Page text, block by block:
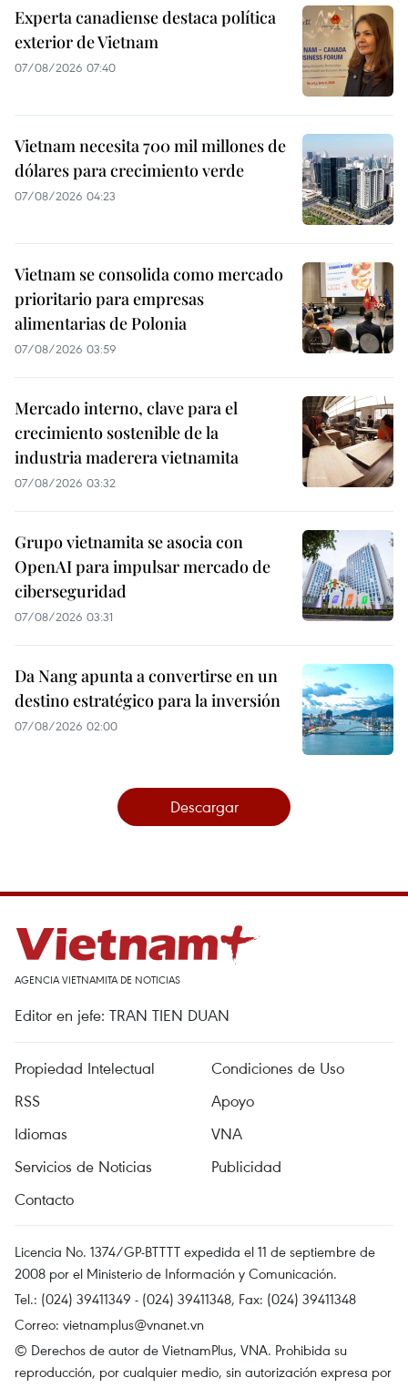
Experta canadiense destaca política
exterior de Vietnam
07/08/2026 07:40
Vietnam necesita 700 mil millones de
dólares para crecimiento verde
07/08/2026 04:23
Vietnam se consolida como mercado
prioritario para empresas
alimentarias de Polonia
07/08/2026 03:59
Mercado interno, clave para el
crecimiento sostenible de la
industria maderera vietnamita
07/08/2026 03:32
Grupo vietnamita se asocia con
OpenAI para impulsar mercado de
ciberseguridad
07/08/2026 03:31
Da Nang apunta a convertirse en un
destino estratégico para la inversión
07/08/2026 02:00
Descargar
AGENCIA VIETNAMITA DE NOTICIAS
Editor en jefe: TRAN TIEN DUAN
Propiedad Intelectual
Condiciones de Uso
RSS
Apoyo
Idiomas
VNA
Servicios de Noticias
Publicidad
Contacto
Licencia No. 1374/GP-BTTTT expedida el 11 de septiembre de
2008 por el Ministerio de Información y Comunicación.
Tel.: (024) 39411349 - (024) 39411348, Fax: (024) 39411348
Correo: vietnamplus@vnanet.vn
© Derechos de autor de VietnamPlus, VNA. Prohibida su
reproducción, por cualquier medio, sin autorización expresa por